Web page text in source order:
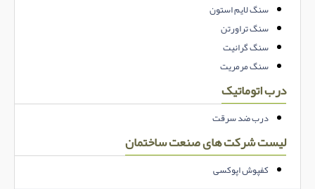
سنگ لایم استون
سنگ تراورتن
سنگ گرانیت
سنگ مرمریت
درب اتوماتیک
درب ضد سرقت
لیست شرکت های صنعت ساختمان
کفپوش اپوکسی